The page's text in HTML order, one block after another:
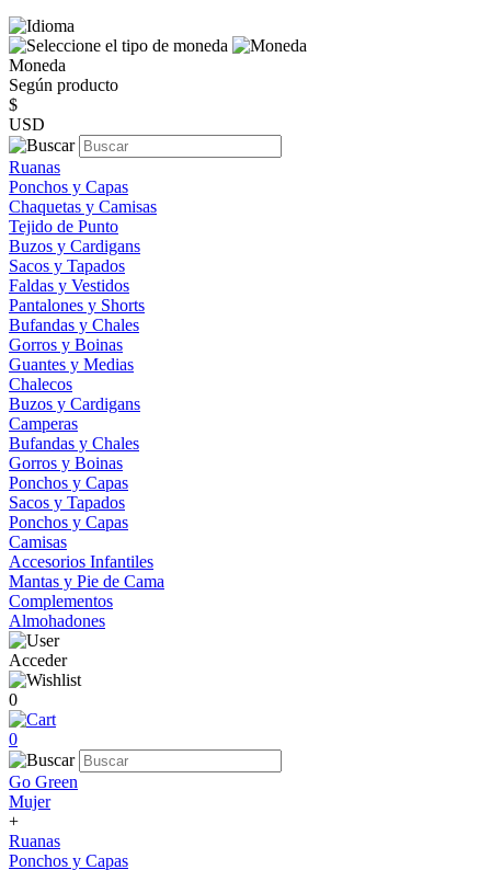
Moneda
Según producto
$
USD
Ruanas
Ponchos y Capas
Chaquetas y Camisas
Tejido de Punto
Buzos y Cardigans
Sacos y Tapados
Faldas y Vestidos
Pantalones y Shorts
Bufandas y Chales
Gorros y Boinas
Guantes y Medias
Chalecos
Buzos y Cardigans
Camperas
Bufandas y Chales
Gorros y Boinas
Ponchos y Capas
Sacos y Tapados
Ponchos y Capas
Camisas
Accesorios Infantiles
Mantas y Pie de Cama
Complementos
Almohadones
Acceder
0
0
Go Green
Mujer
+
Ruanas
Ponchos y Capas